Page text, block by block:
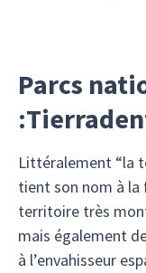
Parcs
Littéralement “la
tient son nom à la
territoire très
mais également
à l’envahisseur